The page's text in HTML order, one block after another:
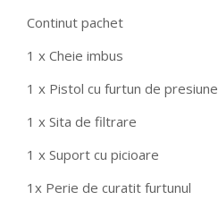
Continut pachet
1 x Cheie imbus
1 x Pistol cu furtun de presiune
1 x Sita de filtrare
1 x Suport cu picioare
1x Perie de curatit furtunul